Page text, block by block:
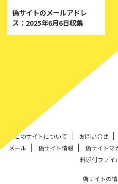
偽サイトのメールアドレ
ス：2025年6月6日収集
このサイトについて お問い合せ
メール
偽サイト情報 偽サイトマ
料添付ファイ
偽サイトの